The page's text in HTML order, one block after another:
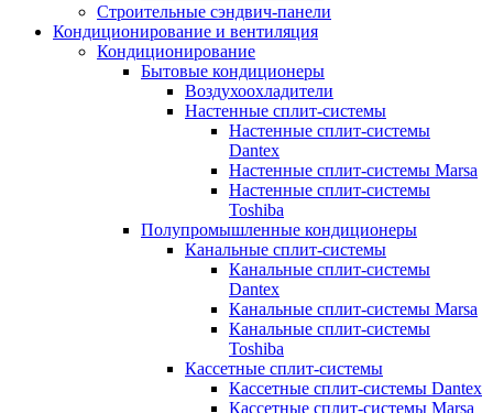
Строительные сэндвич-панели
Кондиционирование и вентиляция
Кондиционирование
Бытовые кондиционеры
Воздухоохладители
Настенные сплит-системы
Настенные сплит-системы
Dantex
Настенные сплит-системы Marsa
Настенные сплит-системы
Toshiba
Полупромышленные кондиционеры
Канальные сплит-системы
Канальные сплит-системы
Dantex
Канальные сплит-системы Marsa
Канальные сплит-системы
Toshiba
Кассетные сплит-системы
Кассетные сплит-системы Dantex
Кассетные сплит-системы Marsa